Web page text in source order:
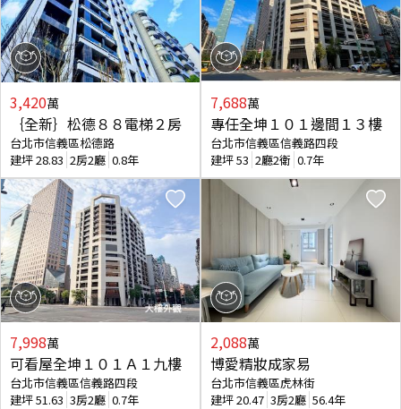
3,420萬
｛全新｝松德８８電梯２房
台北市信義區松德路
建坪28.83 2房2廳 0.8年
7,998萬
可看屋全坤１０１Ａ１九樓
台北市信義區信義路四段
建坪51.63 3房2廳 0.7年
7,688萬
專任全坤１０１邊間１３樓
台北市信義區信義路四段
建坪53 2廳2衛 0.7年
2,088萬
博愛精妝成家易
台北市信義區虎林街
建坪20.47 3房2廳 56.4年